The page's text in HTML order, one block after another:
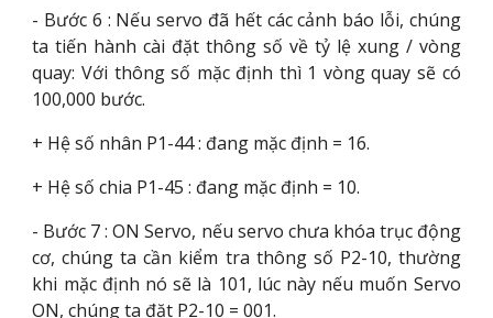
- Bước 6 : Nếu servo đã hết các cảnh báo lỗi, chúng
ta tiến hành cài đặt thông số về tỷ lệ xung / vòng
quay: Với thông số mặc định thì 1 vòng quay sẽ có
100,000 bước.
+ Hệ số nhân P1-44 : đang mặc định = 16.
+ Hệ số chia P1-45 : đang mặc định = 10.
- Bước 7 : ON Servo, nếu servo chưa khóa trục động
cơ, chúng ta cần kiểm tra thông số P2-10, thường
khi mặc định nó sẽ là 101, lúc này nếu muốn Servo
ON, chúng ta đặt P2-10 = 001.